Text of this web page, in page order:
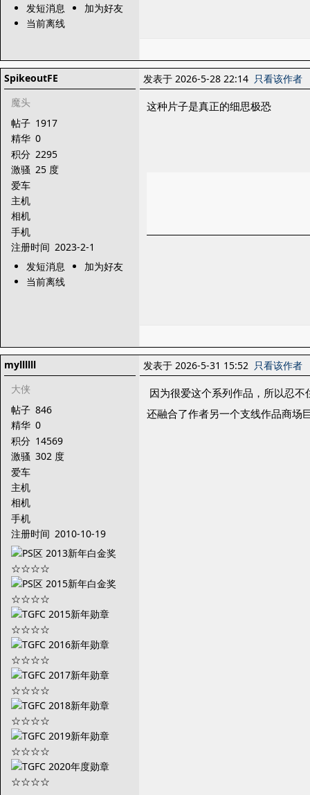
发短消息
加为好友
当前离线
SpikeoutFE
魔头
帖子 1917
精华 0
积分 2295
激骚 25 度
爱车
主机
相机
手机
注册时间 2023-2-1
发短消息
加为好友
当前离线
发表于 2026-5-28 22:14 只看该作者
这种片子是真正的细思极恐
myllllll
大侠
帖子 846
精华 0
积分 14569
激骚 302 度
爱车
主机
相机
手机
注册时间 2010-10-19
发表于 2026-5-31 15:52 只看该作者
因为很爱这个系列作品，所以忍
还融合了作者另一个支线作品商场